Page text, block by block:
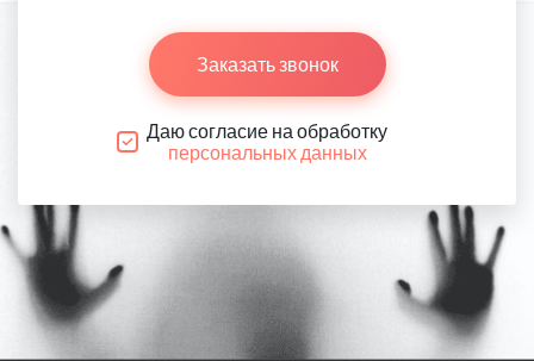
Заказать звонок
Даю согласие на обработку
персональных данных